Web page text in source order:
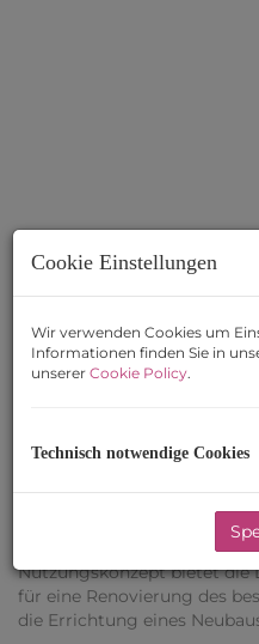
Beschreibung
Wohnlage
attraktive Grundstück mit
Jahren zum Verkauf. Je
Nutzungskonzept bietet die
für eine Renovierung des
die Errichtung eines
Cookie Einstellungen
Wir verwenden Cookies um
Informationen finden Sie in
unserer Cookie Policy.
Technisch notwendige Cookies